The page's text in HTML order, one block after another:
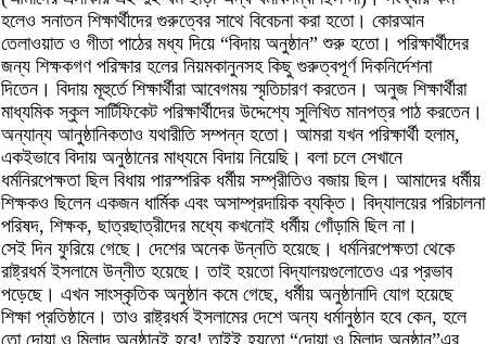
হলেও সনাতন শিক্ষার্থীদের গুরুত্বের সাথে বিবেচনা করা হতো। কোরআন
তেলাওয়াত ও গীতা পাঠের মধ্য দিয়ে “বিদায় অনুষ্ঠান” শুরু হতো। পরিক্ষার্থীদের
জন্য শিক্ষকগণ পরিক্ষার হলের নিয়মকানুনসহ কিছু গুরুত্বপূর্ণ দিকনির্দেশনা
দিতেন। বিদায় মূহুর্তে শিক্ষার্থীরা আবেগময় স্মৃতিচারণ করতেন। অনুজ শিক্ষার্থীরা
মাধ্যমিক স্কুল সার্টিফিকেট পরিক্ষার্থীদের উদ্দেশ্যে সুলিখিত মানপত্র পাঠ করতেন।
অন্যান্য আনুষ্ঠানিকতাও যথারীতি সম্পন্ন হতো। আমরা যখন পরিক্ষার্থী হলাম,
একইভাবে বিদায় অনুষ্ঠানের মাধ্যমে বিদায় নিয়েছি। বলা চলে সেখানে
ধর্মনিরপেক্ষতা ছিল বিধায় পারস্পরিক ধর্মীয় সম্প্রীতিও বজায় ছিল। আমাদের ধর্মীয়
শিক্ষকও ছিলেন একজন ধার্মিক এবং অসাম্প্রদায়িক ব্যক্তি। বিদ্যালয়ের পরিচালনা
পরিষদ, শিক্ষক, ছাত্রছাত্রীদের মধ্যে কখনোই ধর্মীয় গোঁড়ামি ছিল না।
সেই দিন ফুরিয়ে গেছে। দেশের অনেক উন্নতি হয়েছে। ধর্মনিরপেক্ষতা থেকে
রাষ্ট্রধর্ম ইসলামে উন্নীত হয়েছে। তাই হয়তো বিদ্যালয়গুলোতেও এর প্রভাব
পড়েছে। এখন সাংস্কৃতিক অনুষ্ঠান কমে গেছে, ধর্মীয় অনুষ্ঠানাদি যোগ হয়েছে
শিক্ষা প্রতিষ্ঠানে। তাও রাষ্ট্রধর্ম ইসলামের দেশে অন্য ধর্মানুষ্ঠান হবে কেন, হলে
তো দোয়া ও মিলাদ অনুষ্ঠানই হবে! তাইই হয়তো “দোয়া ও মিলাদ অনুষ্ঠান”এর